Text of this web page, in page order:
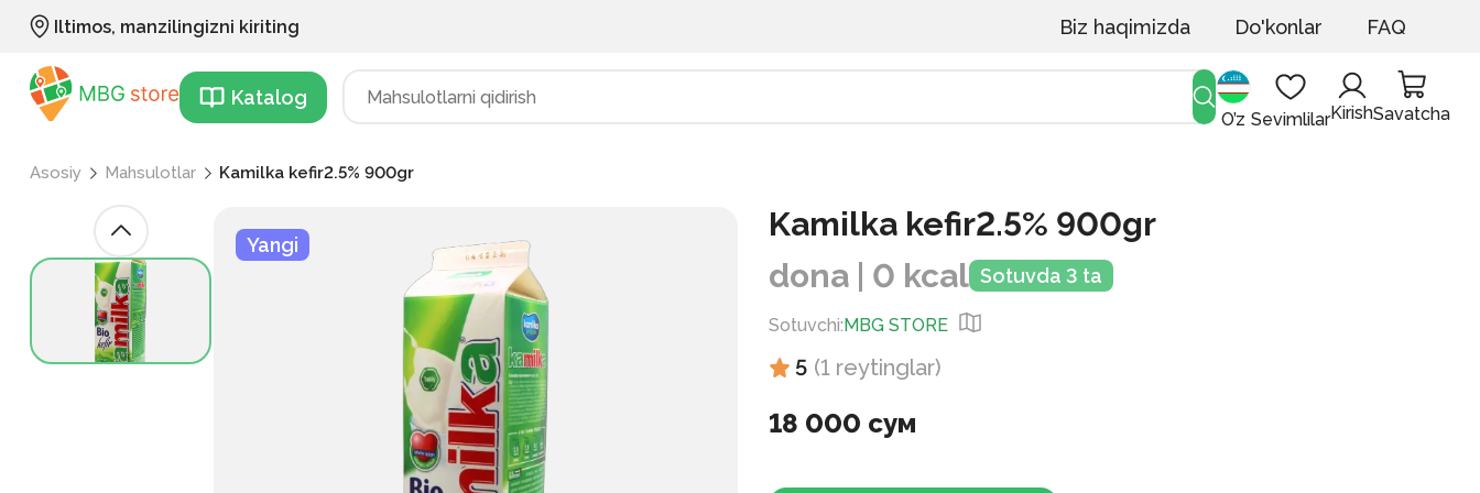
Iltimos, manzilingizni kiriting Biz haqimizda Do'konlar FAQ
Katalog
O’z SevimlilarKirishSavatcha
Asosiy Mahsulotlar Kamilka kefir2.5% 900gr
Yangi
Kamilka kefir2.5% 900gr
dona | 0 kcal Sotuvda 3 ta
Sotuvchi:MBG STORE
5 (1 reytinglar)
18 000 сум